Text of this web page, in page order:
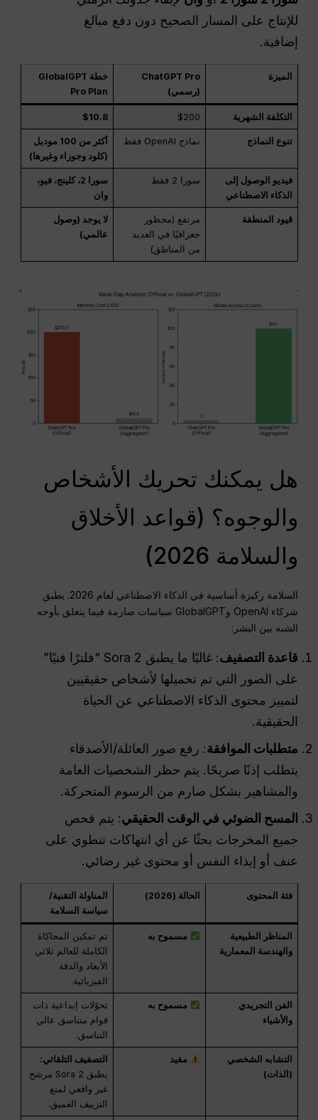
للإنتاج على المسار الصحيح دون دفع مبالغ
إضافية.
الميزة
ChatGPT Pro
(رسمي)
خطة GlobalGPT
Pro Plan
التكلفة الشهرية $200
$10.8
تنوع النماذج نماذج OpenAI فقط
أكثر من 100 موديل
(كلود وجوزاء وغيرها)
فيديو الوصول إلى
الذكاء الاصطناعي
سورا 2 فقط
سورا 2، كلينج، فيو،
وان
قيود المنطقة
مرتفع (محظور
جغرافيًا في العديد
من المناطق)
لا يوجد (وصول
عالمي)
هل يمكنك تحريك الأشخاص
والوجوه؟ (قواعد الأخلاق
والسلامة 2026)
السلامة ركيزة أساسية في الذكاء الاصطناعي لعام 2026. يطبق
شركاء OpenAI وGlobalGPT سياسات صارمة فيما يتعلق بأوجه
الشبه بين البشر:
قاعدة التصفيف
: غالبًا ما يطبق Sora 2 “فلترًا فنيًا”
على الصور التي تم تحميلها لأشخاص حقيقيين
لتمييز محتوى الذكاء الاصطناعي عن الحياة
الحقيقية.
متطلبات الموافقة: رفع صور العائلة/الأصدقاء
يتطلب إذنًا صريحًا. يتم حظر الشخصيات العامة
والمشاهير بشكل صارم من الرسوم المتحركة.
المسح الضوئي في الوقت الحقيقي: يتم فحص
جميع المخرجات بحثًا عن أي انتهاكات تنطوي على
عنف أو إيذاء النفس أو محتوى غير رضائي.
فئة المحتوى الحالة (2026)
المناولة التقنية/
سياسة السلامة
المناظر الطبيعية
والهندسة المعمارية
مسموح به
تم تمكين المحاكاة
الكاملة للعالم ثلاثي
الأبعاد والدقة
الفيزيائية.
الفن التجريدي
والأشياء
مسموح به
تحوّلات إبداعية ذات
قوام متناسق عالي
التناسق.
التشابه الشخصي
(الذات)
مقيد
التصفيف التلقائي:
يطبق Sora 2 مرشح
غير واقعي لمنع
التزييف العميق.